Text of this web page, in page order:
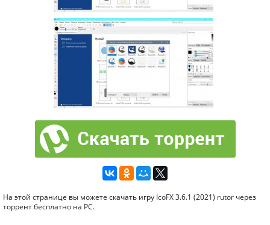
На этой странице вы можете скачать игру IcoFX 3.6.1 (2021) rutor через
торрент бесплатно на PC.